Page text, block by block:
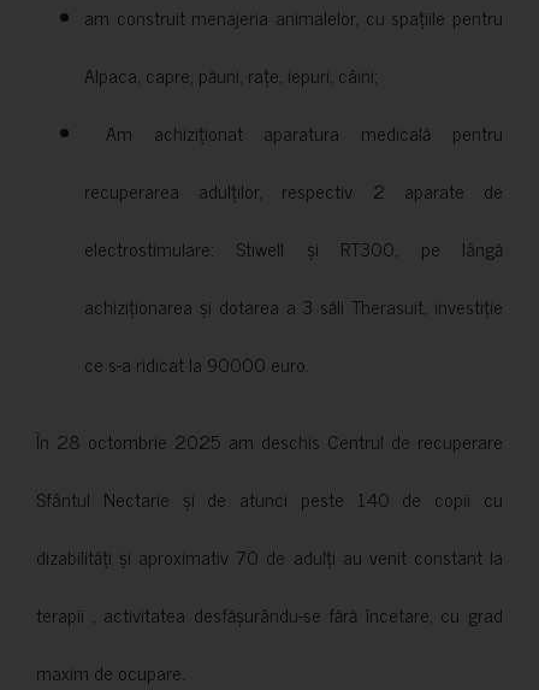
am construit menajeria animalelor, cu spațiile pentru
Alpaca, capre, păuni, rațe, iepuri, câini;
Am achiziționat aparatura medicală pentru
recuperarea adulților, respectiv 2 aparate de
electrostimulare: Stiwell și RT300, pe lângă
achiziționarea și dotarea a 3 săli Therasuit, investiție
ce s-a ridicat la 90000 euro.
În 28 octombrie 2025 am deschis Centrul de recuperare
Sfântul Nectarie și de atunci peste 140 de copii cu
dizabilități și aproximativ 70 de adulți au venit constant la
terapii , activitatea desfășurându-se fără încetare, cu grad
maxim de ocupare.